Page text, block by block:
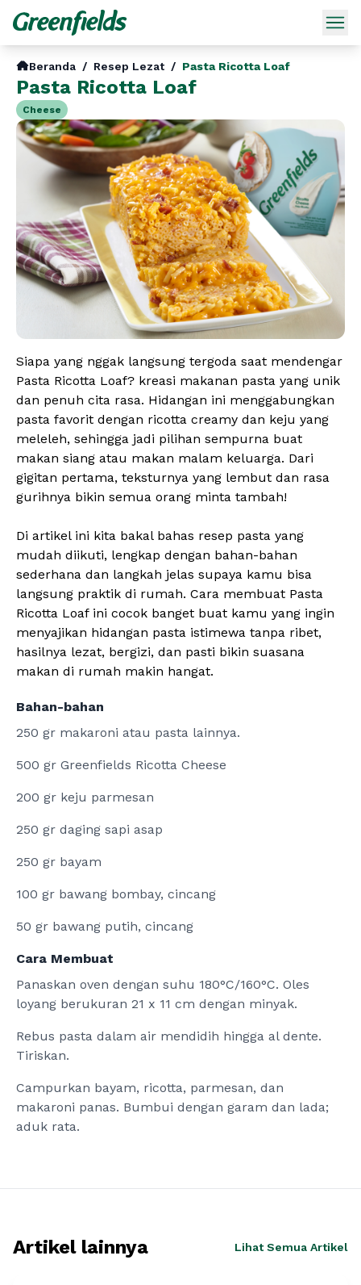
Beranda / Resep Lezat / Pasta Ricotta Loaf
Pasta Ricotta Loaf
Cheese
Siapa yang nggak langsung tergoda saat mendengar
Pasta Ricotta Loaf? kreasi makanan pasta yang unik
dan penuh cita rasa. Hidangan ini menggabungkan
pasta favorit dengan ricotta creamy dan keju yang
meleleh, sehingga jadi pilihan sempurna buat
makan siang atau makan malam keluarga. Dari
gigitan pertama, teksturnya yang lembut dan rasa
gurihnya bikin semua orang minta tambah!
Di artikel ini kita bakal bahas resep pasta yang
mudah diikuti, lengkap dengan bahan-bahan
sederhana dan langkah jelas supaya kamu bisa
langsung praktik di rumah. Cara membuat Pasta
Ricotta Loaf ini cocok banget buat kamu yang ingin
menyajikan hidangan pasta istimewa tanpa ribet,
hasilnya lezat, bergizi, dan pasti bikin suasana
makan di rumah makin hangat.
Bahan-bahan
250 gr makaroni atau pasta lainnya.
500 gr Greenfields Ricotta Cheese
200 gr keju parmesan
250 gr daging sapi asap
250 gr bayam
100 gr bawang bombay, cincang
50 gr bawang putih, cincang
Cara Membuat
Panaskan oven dengan suhu 180°C/160°C. Oles
loyang berukuran 21 x 11 cm dengan minyak.
Rebus pasta dalam air mendidih hingga al dente.
Tiriskan.
Campurkan bayam, ricotta, parmesan, dan
makaroni panas. Bumbui dengan garam dan lada;
aduk rata.
Artikel lainnya Lihat Semua Artikel